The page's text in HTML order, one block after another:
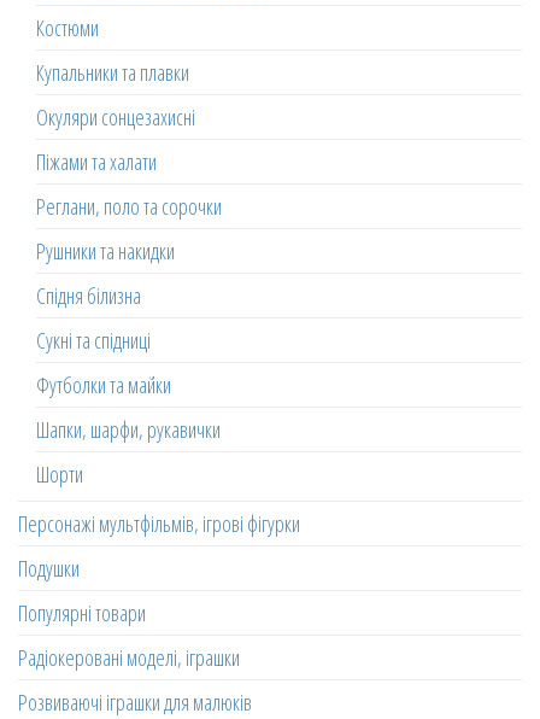
Костюми
Купальники та плавки
Окуляри сонцезахисні
Піжами та халати
Реглани, поло та сорочки
Рушники та накидки
Спідня білизна
Сукні та спідниці
Футболки та майки
Шапки, шарфи, рукавички
Шорти
Персонажі мультфільмів, ігрові фігурки
Подушки
Популярні товари
Радіокеровані моделі, іграшки
Розвиваючі іграшки для малюків